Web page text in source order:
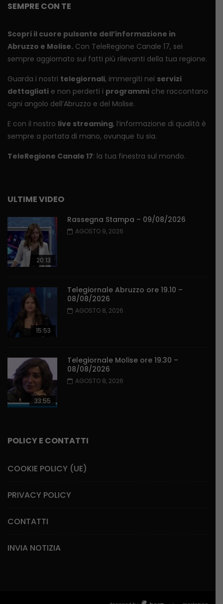
SEMPRE CON TE
Scopri il cuore pulsante dell’informazione in
Abruzzo e Molise. Con TeleRegione Canale 17, sei
sempre aggiornato sui fatti più rilevanti della tua regione.
Guarda i nostri telegiornali, immergiti nei servizi
dettagliati e non perderti i programmi che raccontano
ogni angolo dell’Abruzzo e del Molise.
E con il nostro live streaming, l’informazione di qualità è
sempre a portata di mano, ovunque tu sia.
TeleRegione Canale 17: la tua finestra sul mondo.
ULTIME VIDEO
20:13
Rassegna Stampa – 09/08/2026
AGOSTO 9, 2026
15:53
Telegiornale Abruzzo ore 19.10 –
08/08/2026
AGOSTO 8, 2026
33:55
Telegiornale Molise ore 19.30 –
08/08/2026
AGOSTO 8, 2026
POLICY E CONTATTI
COOKIE POLICY (UE)
PRIVACY POLICY
CONTATTI
INVIA NOTIZIA